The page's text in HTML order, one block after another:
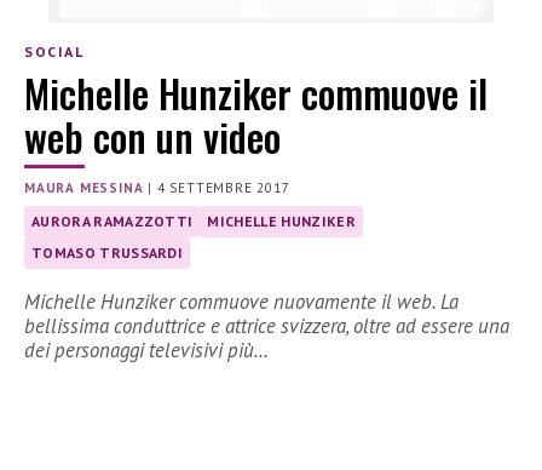
SOCIAL
Michelle Hunziker commuove il
web con un video
MAURA MESSINA | 4 SETTEMBRE 2017
AURORA RAMAZZOTTI
MICHELLE HUNZIKER
TOMASO TRUSSARDI
Michelle Hunziker commuove nuovamente il web. La
bellissima conduttrice e attrice svizzera, oltre ad essere una
dei personaggi televisivi più…